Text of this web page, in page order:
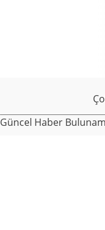
Güncel Haber